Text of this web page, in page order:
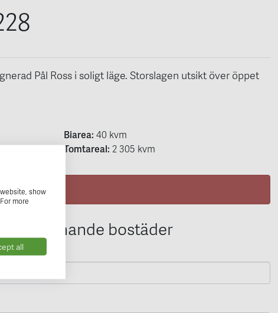
Pål Ross i soligt läge. Storslagen utsikt över öppet
Biarea: 40 kvm
Tomtareal: 2 305 kvm
om liknande bostäder
show
more
all